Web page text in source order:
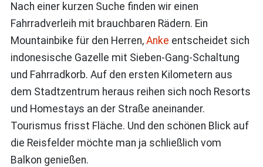
Nach einer kurzen Suche finden wir einen
Fahrradverleih mit brauchbaren Rädern. Ein
Mountainbike für den Herren, Anke entscheidet sich
indonesische Gazelle mit Sieben-Gang-Schaltung
und Fahrradkorb. Auf den ersten Kilometern aus
dem Stadtzentrum heraus reihen sich noch Resorts
und Homestays an der Straße aneinander.
Tourismus frisst Fläche. Und den schönen Blick auf
die Reisfelder möchte man ja schließlich vom
Balkon genießen.